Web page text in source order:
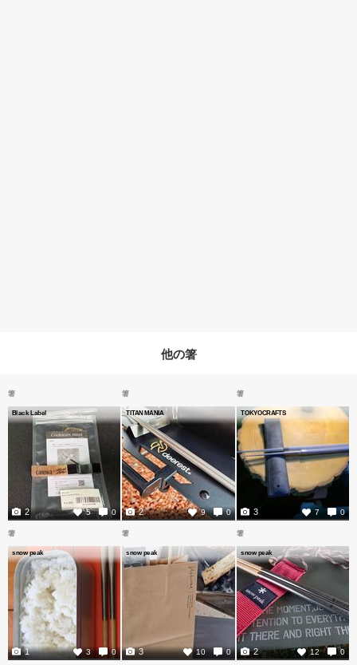
他の箸
箸
Black Label
5 0
2
箸
TITAN MANIA
9 0
2
箸
TOKYOCRAFTS
7 0
3
箸
snow peak
3 0
1
箸
snow peak
10 0
3
箸
snow peak
12 0
2